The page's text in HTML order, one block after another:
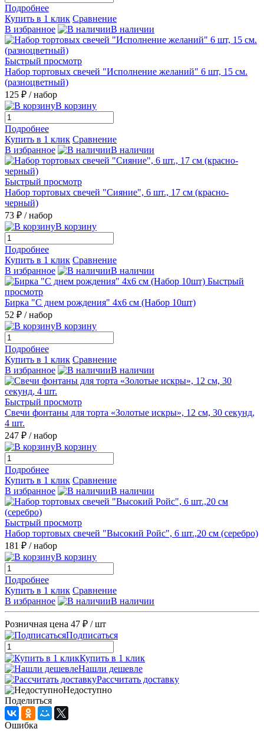
Подробнее
Купить в 1 клик Сравнение
В избранное
В наличии
Быстрый просмотр
Набор тортовых свечей "Исполнение желаний" 6 шт, 15 см.
(разноцветный)
125 ₽ / набор
В корзину
Подробнее
Купить в 1 клик Сравнение
В избранное
В наличии
Быстрый просмотр
Набор тортовых свечей "Сияние", 6 шт., 17 см (красно-
черный)
73 ₽ / набор
В корзину
Подробнее
Купить в 1 клик Сравнение
В избранное
В наличии
Быстрый
просмотр
Бирка "С днем рождения" 4х6 см (Набор 10шт)
52 ₽ / набор
В корзину
Подробнее
Купить в 1 клик Сравнение
В избранное
В наличии
Быстрый просмотр
Свечи фонтаны для торта «Золотые искры», 12 см, 30 секунд,
4 шт.
247 ₽ / набор
В корзину
Подробнее
Купить в 1 клик Сравнение
В избранное
В наличии
Быстрый просмотр
Набор тортовых свечей "Высокий Ройс", 6 шт.,20 см (серебро)
181 ₽ / набор
В корзину
Подробнее
Купить в 1 клик Сравнение
В избранное
В наличии
Розничная цена 47 ₽ / шт
Подписаться
Купить в 1 клик
Нашли дешевле
Рассчитать доставку
Недоступно
Поделиться
Ошибка